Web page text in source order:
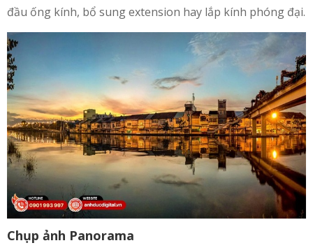
đầu ống kính, bổ sung extension hay lắp kính phóng đại.
Chụp ảnh Panorama